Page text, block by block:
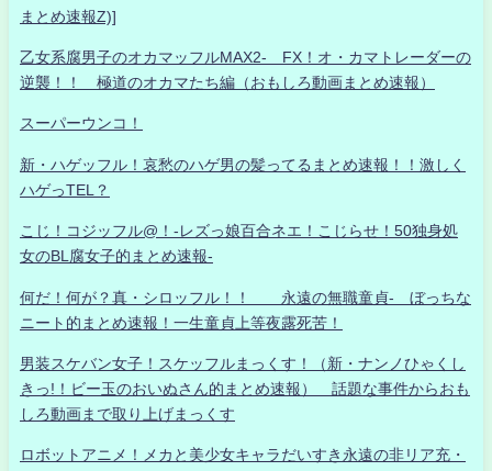
まとめ速報Z)]
乙女系腐男子のオカマッフルMAX2- FX！オ・カマトレーダーの
逆襲！！ 極道のオカマたち編（おもしろ動画まとめ速報）
スーパーウンコ！
新・ハゲッフル！哀愁のハゲ男の髪ってるまとめ速報！！激しく
ハゲっTEL？
こじ！コジッフル@！-レズっ娘百合ネエ！こじらせ！50独身処
女のBL腐女子的まとめ速報-
何だ！何が？真・シロッフル！！ 永遠の無職童貞- ぼっちな
ニート的まとめ速報！一生童貞上等夜露死苦！
男装スケバン女子！スケッフルまっくす！（新・ナンノひゃくし
きっ!！ビー玉のおいぬさん的まとめ速報） 話題な事件からおも
しろ動画まで取り上げまっくす
ロボットアニメ！メカと美少女キャラだいすき永遠の非リア充・